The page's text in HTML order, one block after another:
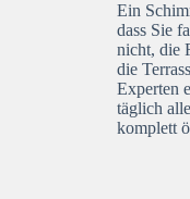
Ein
dass Sie
nicht, die
die
Experten
täglich
komplett